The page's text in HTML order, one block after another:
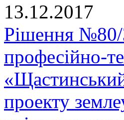
13.12.2017
Рішення №80/
професійно-
проекту